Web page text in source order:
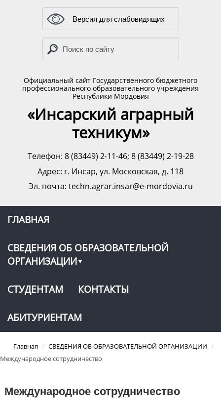
Версия для слабовидящих
Официальный сайт Государственного бюджетного
профессионального образовательного учреждения
Республики Мордовия
«Инсарский аграрный
техникум»
Телефон: 8 (83449) 2-11-46; 8 (83449) 2-19-28
Адрес: г. Инсар, ул. Московская, д. 118
Эл. почта: techn.agrar.insar@e-mordovia.ru
ГЛАВНАЯ
СВЕДЕНИЯ ОБ ОБРАЗОВАТЕЛЬНОЙ
ОРГАНИЗАЦИИ
СТУДЕНТАМ КОНТАКТЫ
АБИТУРИЕНТАМ
Главная / СВЕДЕНИЯ ОБ ОБРАЗОВАТЕЛЬНОЙ ОРГАНИЗАЦИИ /
Международное сотрудничество
Международное сотрудничество